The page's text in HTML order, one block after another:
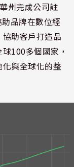
州完成公司註
品牌在數位經
助客戶打造品
100多個國家，
與全球化的整